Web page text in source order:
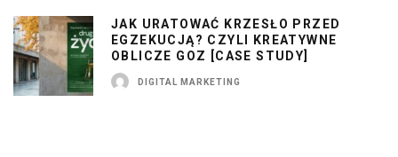
JAK URATOWAĆ KRZESŁO PRZED
EGZEKUCJĄ? CZYLI KREATYWNE
OBLICZE GOZ [CASE STUDY]
DIGITAL MARKETING